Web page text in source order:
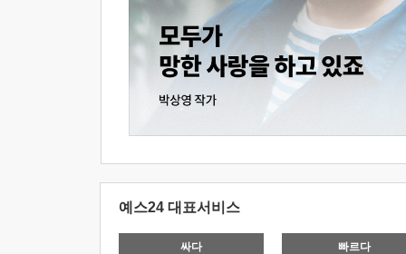
예스24 대표서비스
싸다 빠르다